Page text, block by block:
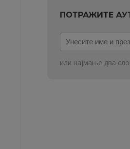
ПОТРАЖИТЕ
Унесите
име
и
или најмање два